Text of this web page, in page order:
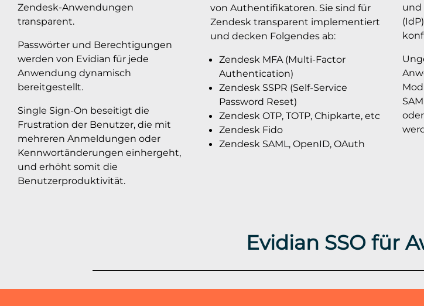
Zendesk-Anwendungen
transparent.
Passwörter und Berechtigungen
werden von Evidian für jede
Anwendung dynamisch
bereitgestellt.
Single Sign-On beseitigt die
Frustration der Benutzer, die mit
mehreren Anmeldungen oder
Kennwortänderungen einhergeht,
und erhöht somit die
Benutzerproduktivität.
von Authentifikatoren. Sie sind für
Zendesk transparent implementiert
und decken Folgendes ab:
Zendesk MFA (Multi-Factor
Authentication)
Zendesk SSPR (Self-Service
Password Reset)
Zendesk OTP, TOTP, Chipkarte, etc
Zendesk Fido
Zendesk SAML, OpenID, OAuth
und
Evidian SSO für